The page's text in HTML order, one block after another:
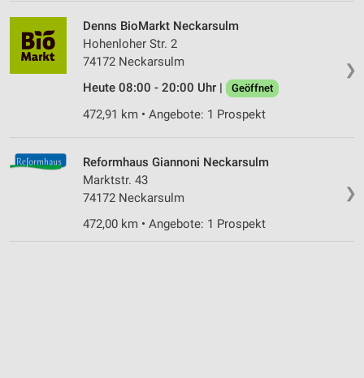
❯
Denns BioMarkt Neckarsulm
Hohenloher Str. 2
74172 Neckarsulm
Heute 08:00 - 20:00 Uhr |
Geöffnet
472,91 km • Angebote: 1 Prospekt
❯
Reformhaus Giannoni Neckarsulm
Marktstr. 43
74172 Neckarsulm
472,00 km • Angebote: 1 Prospekt